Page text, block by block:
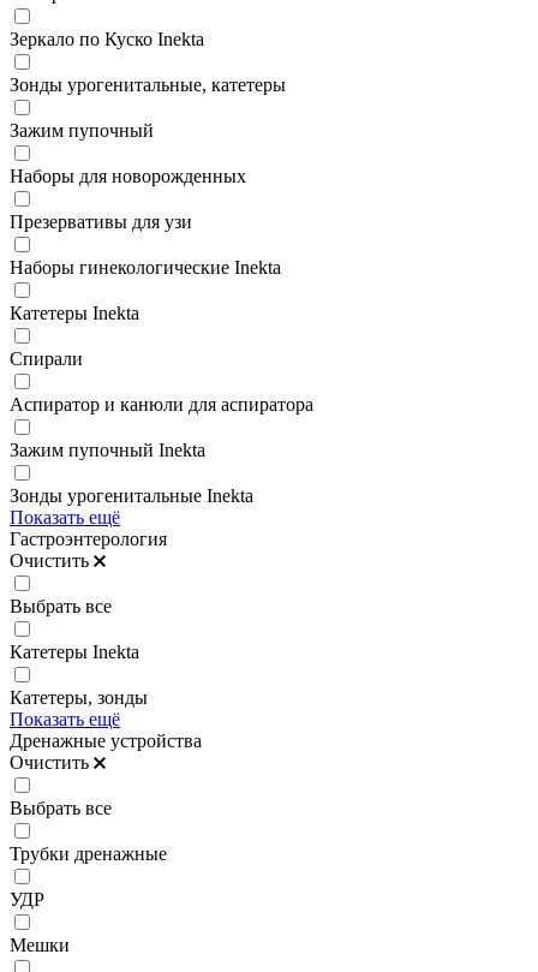
Зеркало по Куско Inekta
Зонды урогенитальные, катетеры
Зажим пупочный
Наборы для новорожденных
Презервативы для узи
Наборы гинекологические Inekta
Катетеры Inekta
Спирали
Аспиратор и канюли для аспиратора
Зажим пупочный Inekta
Зонды урогенитальные Inekta
Показать ещё
Гастроэнтерология
Очистить
Выбрать все
Катетеры Inekta
Катетеры, зонды
Показать ещё
Дренажные устройства
Очистить
Выбрать все
Трубки дренажные
УДР
Мешки